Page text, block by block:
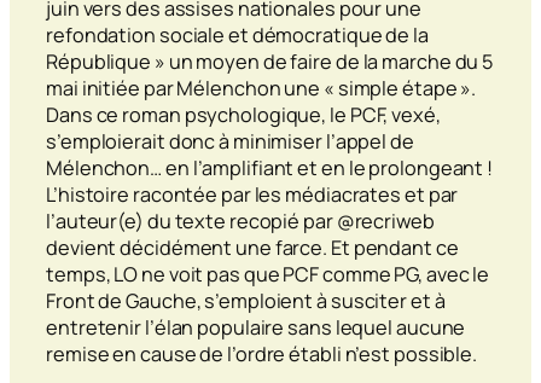
juin vers des assises nationales pour une
refondation sociale et démocratique de la
République » un moyen de faire de la marche du 5
mai initiée par Mélenchon une « simple étape ».
Dans ce roman psychologique, le PCF, vexé,
s’emploierait donc à minimiser l’appel de
Mélenchon… en l’amplifiant et en le prolongeant !
L’histoire racontée par les médiacrates et par
l’auteur(e) du texte recopié par @recriweb
devient décidément une farce. Et pendant ce
temps, LO ne voit pas que PCF comme PG, avec le
Front de Gauche, s’emploient à susciter et à
entretenir l’élan populaire sans lequel aucune
remise en cause de l’ordre établi n’est possible.